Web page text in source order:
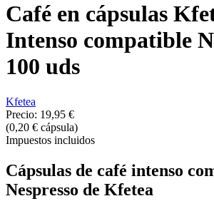
Café en cápsulas
Intenso compatible
100 uds
Kfetea
Precio: 19,95 €
(0,20 € cápsula)
Impuestos incluidos
Cápsulas de café intenso
Nespresso de Kfetea